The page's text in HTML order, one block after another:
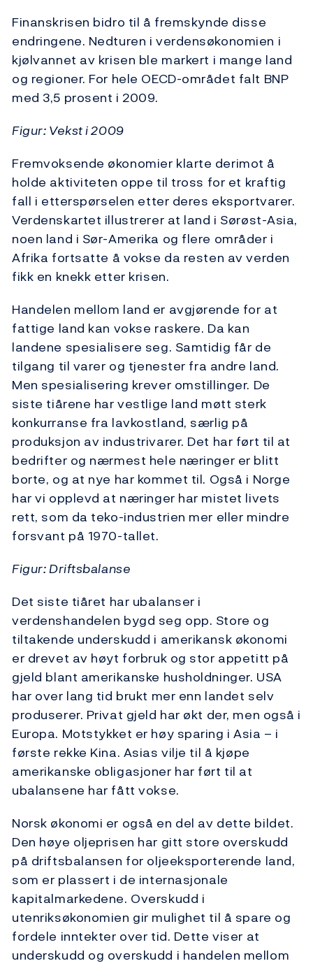
Finanskrisen bidro til å fremskynde disse
endringene. Nedturen i verdensøkonomien i
kjølvannet av krisen ble markert i mange land
og regioner. For hele OECD-området falt BNP
med 3,5 prosent i 2009.
Figur: Vekst i 2009
Fremvoksende økonomier klarte derimot å
holde aktiviteten oppe til tross for et kraftig
fall i etterspørselen etter deres eksportvarer.
Verdenskartet illustrerer at land i Sørøst-Asia,
noen land i Sør-Amerika og flere områder i
Afrika fortsatte å vokse da resten av verden
fikk en knekk etter krisen.
Handelen mellom land er avgjørende for at
fattige land kan vokse raskere. Da kan
landene spesialisere seg. Samtidig får de
tilgang til varer og tjenester fra andre land.
Men spesialisering krever omstillinger. De
siste tiårene har vestlige land møtt sterk
konkurranse fra lavkostland, særlig på
produksjon av industrivarer. Det har ført til at
bedrifter og nærmest hele næringer er blitt
borte, og at nye har kommet til. Også i Norge
har vi opplevd at næringer har mistet livets
rett, som da teko-industrien mer eller mindre
forsvant på 1970-tallet.
Figur: Driftsbalanse
Det siste tiåret har ubalanser i
verdenshandelen bygd seg opp. Store og
tiltakende underskudd i amerikansk økonomi
er drevet av høyt forbruk og stor appetitt på
gjeld blant amerikanske husholdninger. USA
har over lang tid brukt mer enn landet selv
produserer. Privat gjeld har økt der, men også i
Europa. Motstykket er høy sparing i Asia – i
første rekke Kina. Asias vilje til å kjøpe
amerikanske obligasjoner har ført til at
ubalansene har fått vokse.
Norsk økonomi er også en del av dette bildet.
Den høye oljeprisen har gitt store overskudd
på driftsbalansen for oljeeksporterende land,
som er plassert i de internasjonale
kapitalmarkedene. Overskudd i
utenriksøkonomien gir mulighet til å spare og
fordele inntekter over tid. Dette viser at
underskudd og overskudd i handelen mellom